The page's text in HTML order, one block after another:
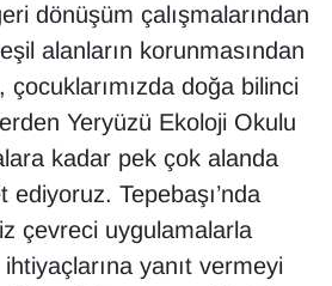
dönüşüm çalışmalarından
alanların korunmasından
doğa bilinci
Yeryüzü Ekoloji Okulu
kadar pek çok alanda
ediyoruz. Tepebaşı’nda
çevreci uygulamalarla
yanıt vermeyi